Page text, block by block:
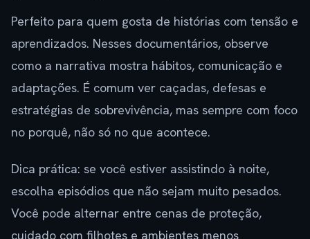
Perfeito para quem gosta de histórias com tensão e
aprendizados. Nesses documentários, observe
como a narrativa mostra hábitos, comunicação e
adaptações. É comum ver caçadas, defesas e
estratégias de sobrevivência, mas sempre com foco
no porquê, não só no que acontece.
Dica prática: se você estiver assistindo à noite,
escolha episódios que não sejam muito pesados.
Você pode alternar entre cenas de proteção,
cuidado com filhotes e ambientes menos